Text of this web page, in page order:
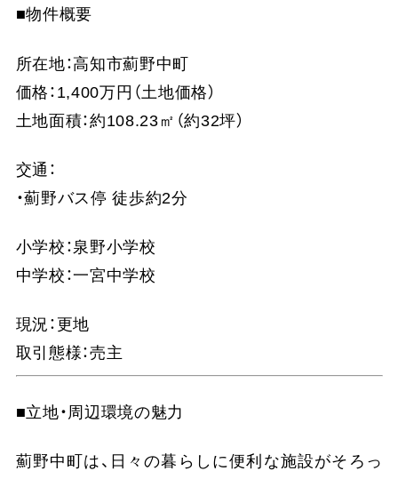
■物件概要
所在地：高知市薊野中町
価格：1,400万円（土地価格）
土地面積：約108.23㎡（約32坪）
交通：
・薊野バス停 徒歩約2分
小学校：泉野小学校
中学校：一宮中学校
現況：更地
取引態様：売主
■立地・周辺環境の魅力
薊野中町は、日々の暮らしに便利な施設がそろっ